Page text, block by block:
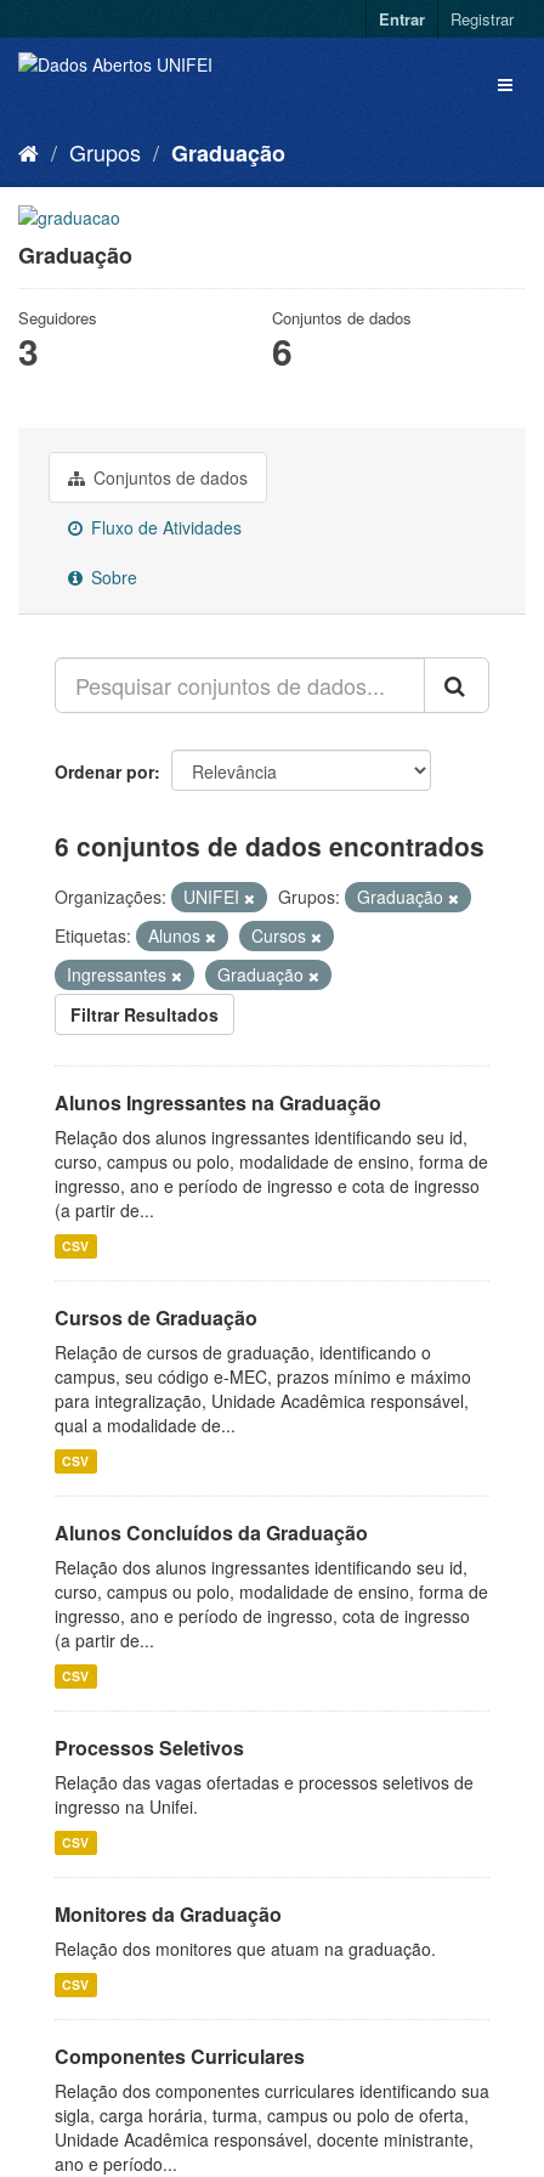
Entrar Registrar
Grupos Graduação
Graduação
Seguidores
3
Conjuntos de dados
6
Conjuntos de dados
Fluxo de Atividades
Sobre
Ordenar por
6 conjuntos de dados encontrados
Organizações: UNIFEI Grupos:
Graduação
Etiquetas:
Alunos
Cursos
Ingressantes
Graduação
Filtrar Resultados
Alunos Ingressantes na Graduação
Relação dos alunos ingressantes identificando seu id,
curso, campus ou polo, modalidade de ensino, forma de
ingresso, ano e período de ingresso e cota de ingresso
(a partir de...
CSV
Cursos de Graduação
Relação de cursos de graduação, identificando o
campus, seu código e-MEC, prazos mínimo e máximo
para integralização, Unidade Acadêmica responsável,
qual a modalidade de...
CSV
Alunos Concluídos da Graduação
Relação dos alunos ingressantes identificando seu id,
curso, campus ou polo, modalidade de ensino, forma de
ingresso, ano e período de ingresso, cota de ingresso
(a partir de...
CSV
Processos Seletivos
Relação das vagas ofertadas e processos seletivos de
ingresso na Unifei.
CSV
Monitores da Graduação
Relação dos monitores que atuam na graduação.
CSV
Componentes Curriculares
Relação dos componentes curriculares identificando sua
sigla, carga horária, turma, campus ou polo de oferta,
Unidade Acadêmica responsável, docente ministrante,
ano e período...